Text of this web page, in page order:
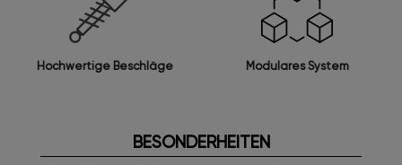
Hochwertige Beschläge Modulares System
BESONDERHEITEN